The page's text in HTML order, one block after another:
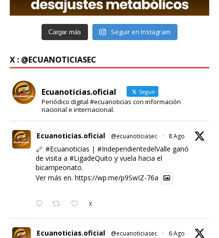
Cargar más Seguir en Instagram
X : @ECUANOTICIASEC
Ecuanoticias.oficial Seguir
Periódico digital #ecuanoticias con información
nacional e internacional.
Ecuanoticias.oficial @ecuanoticiasec · 8 Ago
#Ecuanoticias | #IndependientedelValle ganó
de visita a #LigadeQuito y vuela hacia el
bicampeonato.
Ver más en. https://wp.me/p9SwIZ-76a
X
Ecuanoticias.oficial @ecuanoticiasec · 6 Ago